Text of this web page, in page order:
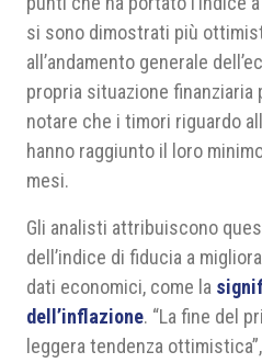
si sono dimostrati più
all’andamento generale
propria situazione
notare che i timori riguardo
hanno raggiunto il loro
mesi.
Gli analisti attribuiscono
dell’indice di fiducia a
dati economici, come la
dell’inflazione. “La fine del
leggera tendenza